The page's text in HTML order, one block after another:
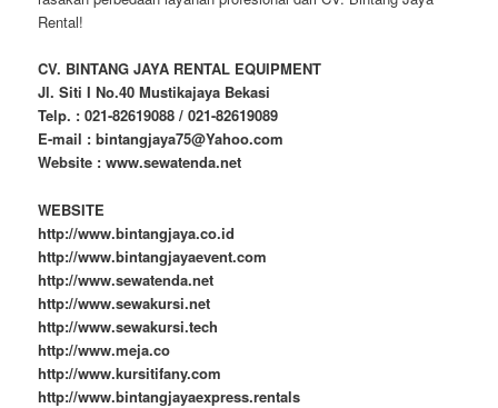
Rental!
CV. BINTANG JAYA RENTAL EQUIPMENT
Jl. Siti I No.40 Mustikajaya Bekasi
Telp. : 021-82619088 / 021-82619089
E-mail : bintangjaya75@Yahoo.com
Website : www.sewatenda.net
WEBSITE
http://www.bintangjaya.co.id
http://www.bintangjayaevent.com
http://www.sewatenda.net
http://www.sewakursi.net
http://www.sewakursi.tech
http://www.meja.co
http://www.kursitifany.com
http://www.bintangjayaexpress.rentals